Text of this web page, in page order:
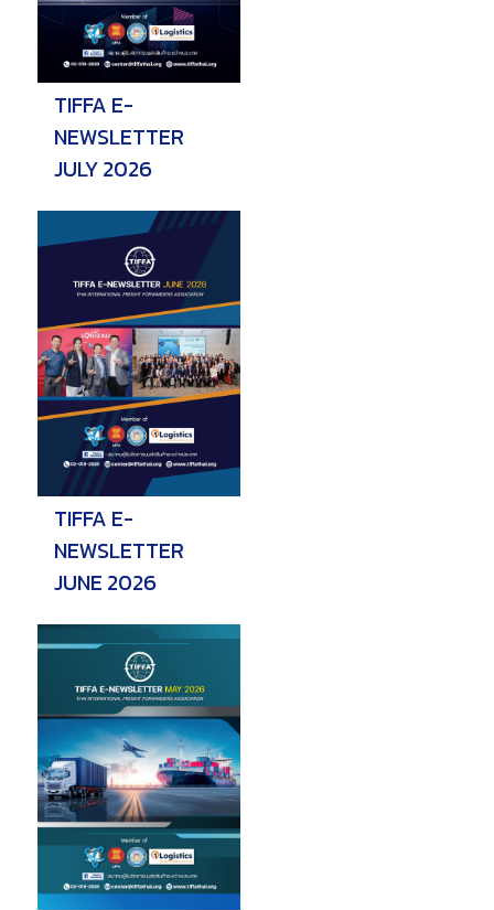
วารสารสมาคมฯ
ลิงค์เว็บไซต์
ติดต่อเรา
TIFFA E-
NEWSLETTER
JULY 2026
TIFFA E-
NEWSLETTER
JUNE 2026